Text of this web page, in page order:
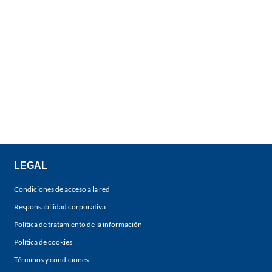
LEGAL
Condiciones de acceso a la red
Responsabilidad corporativa
Política de tratamiento de la información
Política de cookies
Términos y condiciones